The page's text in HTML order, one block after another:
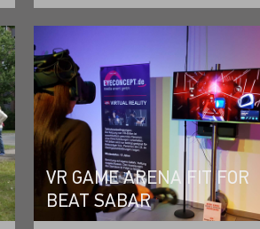
VR GAME ARENA FIT FOR
BEAT SABAR